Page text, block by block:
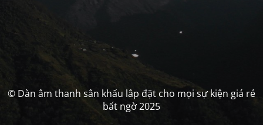
© Dàn âm thanh sân khấu lắp đặt cho mọi sự kiện giá rẻ
bất ngờ 2025